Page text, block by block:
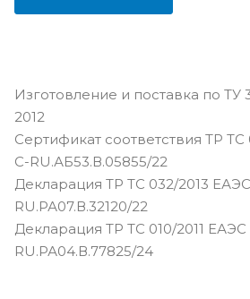
Изготовление и поставка по ТУ
2012
Сертификат соответствия ТР ТС
С-RU.АБ53.В.05855/22
Декларация ТР ТС 032/2013
RU.РА07.В.32120/22
Декларация ТР ТС 010/2011
RU.РА04.В.77825/24